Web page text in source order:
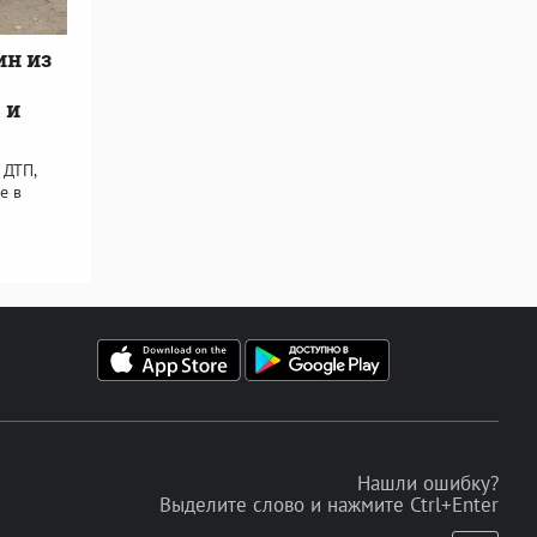
из
и
ДТП,
в
Нашли ошибку?
Выделите слово и нажмите Ctrl+Enter